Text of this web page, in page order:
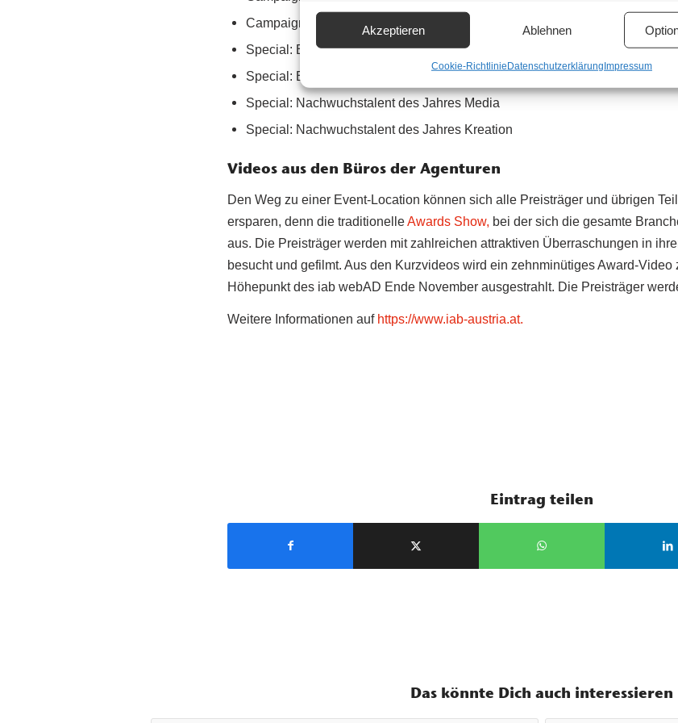
Akzeptieren Ablehnen
Cookie-RichtlinieDatenschutzerklärungImpressum
Campaign Efficiency: Beste Corporate-Responsibility-Kampagne
Special: Beste Tech und Innovation
Special: Bestes Digitalmarketing für Start-ups
Special: Nachwuchstalent des Jahres Media
Special: Nachwuchstalent des Jahres Kreation
Videos aus den Büros der Agenturen
Den Weg zu einer Event-Location können sich alle Preisträger und übrigen
ersparen, denn die traditionelleAwards Show, bei der sich die gesamte
aus. Die Preisträger werden mit zahlreichen attraktiven Überraschungen in
besucht und gefilmt. Aus den Kurzvideos wird ein zehnminütiges Award-
Höhepunkt des iab webAD Ende November ausgestrahlt. Die Preisträger
Weitere Informationen auf https://www.iab-austria.at.
Eintrag teilen
Das könnte Dich auch interessieren